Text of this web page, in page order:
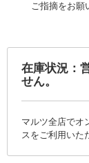
ご指摘をお願
在庫状況：
せん。
マルツ全店でオ
スをご利用いた